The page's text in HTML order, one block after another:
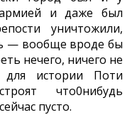
и даже был
уничтожили,
— вообще вроде бы
нечего, ничего не
истории Поти
что0нибудь
пусто.